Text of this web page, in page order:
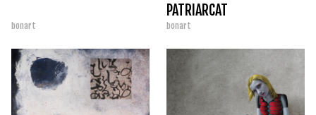
bonart
PATRIARCAT
bonart